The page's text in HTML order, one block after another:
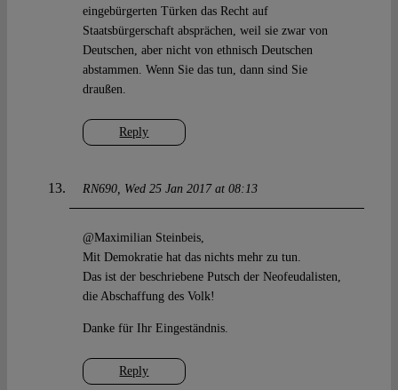
Reply
eingebürgerten Türken das Recht auf
Staatsbürgerschaft absprächen, weil sie zwar von
Deutschen, aber nicht von ethnisch Deutschen
abstammen. Wenn Sie das tun, dann sind Sie
draußen.
RN690 Wed 25 Jan 2017 at 08:13
Reply
@Maximilian Steinbeis,
Mit Demokratie hat das nichts mehr zu tun.
Das ist der beschriebene Putsch der Neofeudalisten,
die Abschaffung des Volk!
Danke für Ihr Eingeständnis.